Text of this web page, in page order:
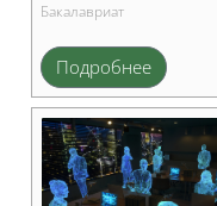
Бакалавриат
Подробнее